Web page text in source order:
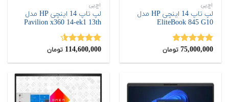
اچ‌پی
لپ تاپ 14 اینچی HP مدل
EliteBook 845 G10
نمره4.80
75,000,000 تومان
اچ‌پی
لپ تاپ 14 اینچی HP مدل
Pavilion x360 14-ek1 13th
نمره4.50
114,600,000 تومان